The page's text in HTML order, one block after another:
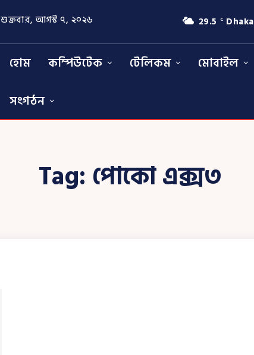
শুক্রবার, আগস্ট ৭, ২০২৬ 29.5 C Dhaka
হোম কম্পিউটেক টেলিকম মোবাইল
সংগঠন
Tag: পোকো এক্স৩